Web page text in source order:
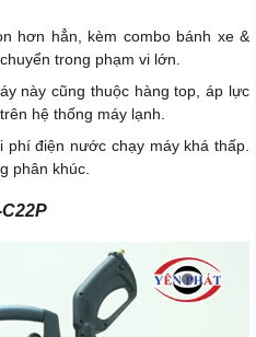
hơn hẳn, kèm combo bánh xe &
trong phạm vi lớn.
này cũng thuộc hàng top, áp lực
hệ thống máy lạnh.
điện nước chạy máy khá thấp.
phân khúc.